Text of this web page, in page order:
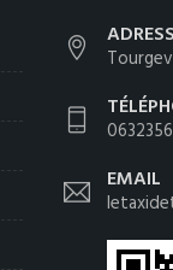
EMAIL